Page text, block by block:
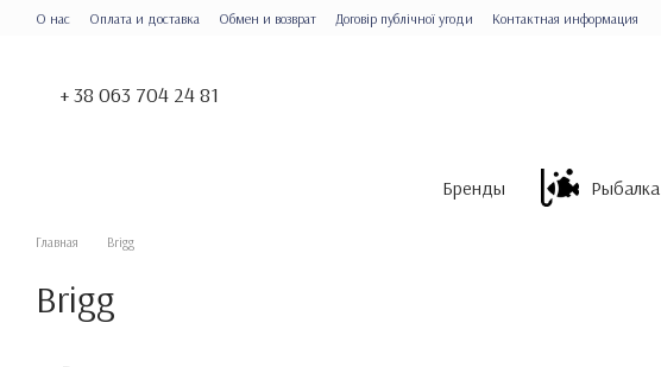
Перейти к основному контенту
О нас Оплата и доставка Обмен и возврат Договір публічної угоди Контактная информация
+ 38 063 704 24 81
Бренды Рыбалка
Главная Brigg
Brigg